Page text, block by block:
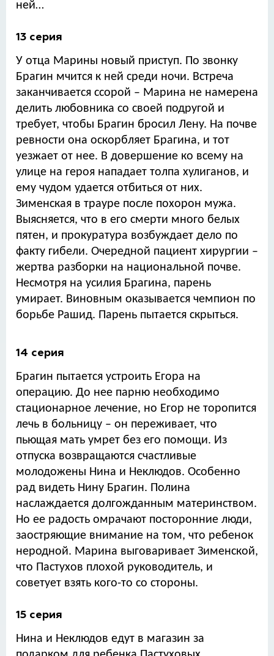
ней…
13 серия
У отца Марины новый приступ. По звонку
Брагин мчится к ней среди ночи. Встреча
заканчивается ссорой – Марина не намерена
делить любовника со своей подругой и
требует, чтобы Брагин бросил Лену. На почве
ревности она оскорбляет Брагина, и тот
уезжает от нее. В довершение ко всему на
улице на героя нападает толпа хулиганов, и
ему чудом удается отбиться от них.
Зименская в трауре после похорон мужа.
Выясняется, что в его смерти много белых
пятен, и прокуратура возбуждает дело по
факту гибели. Очередной пациент хирургии –
жертва разборки на национальной почве.
Несмотря на усилия Брагина, парень
умирает. Виновным оказывается чемпион по
борьбе Рашид. Парень пытается скрыться.
14 серия
Брагин пытается устроить Егора на
операцию. До нее парню необходимо
стационарное лечение, но Егор не торопится
лечь в больницу – он переживает, что
пьющая мать умрет без его помощи. Из
отпуска возвращаются счастливые
молодожены Нина и Неклюдов. Особенно
рад видеть Нину Брагин. Полина
наслаждается долгожданным материнством.
Но ее радость омрачают посторонние люди,
заостряющие внимание на том, что ребенок
неродной. Марина выговаривает Зименской,
что Пастухов плохой руководитель, и
советует взять кого-то со стороны.
15 серия
Нина и Неклюдов едут в магазин за